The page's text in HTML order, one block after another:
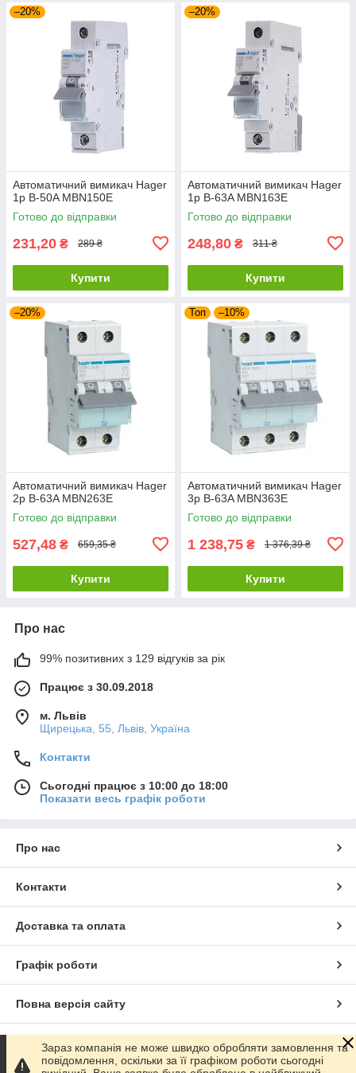
–20%
Автоматичний вимикач Hager
1p B-50A MBN150E
Готово до відправки
231,20 ₴ 289 ₴
Купити
–20%
Автоматичний вимикач Hager
1p B-63A MBN163E
Готово до відправки
248,80 ₴ 311 ₴
Купити
–20%
Автоматичний вимикач Hager
2p B-63A MBN263E
Готово до відправки
527,48 ₴ 659,35 ₴
Купити
Топ –10%
Автоматичний вимикач Hager
3p B-63A MBN363E
Готово до відправки
1 238,75 ₴ 1 376,39 ₴
Купити
Про нас
99% позитивних з 129 відгуків за рік
Працює з 30.09.2018
м. Львів
Щирецька, 55, Львів, Україна
Контакти
Сьогодні працює з 10:00 до 18:00
Показати весь графік роботи
Про нас
Контакти
Доставка та оплата
Графік роботи
Повна версія сайту
Сайт створено на маркетплейсі Prom.ua
Зараз компанія не може швидко обробляти замовлення та
повідомлення, оскільки за її графіком роботи сьогодні